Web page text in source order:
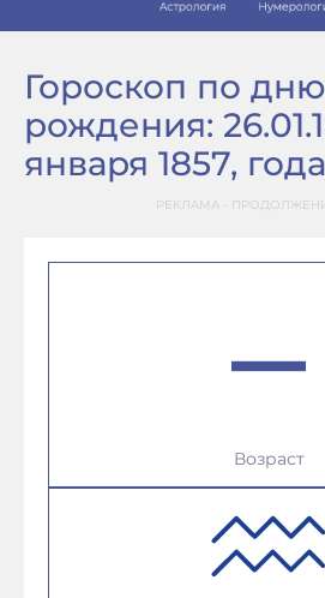
Гороскоп по дню
рождения:
января 1857,
РЕКЛАМА -
–
Возраст